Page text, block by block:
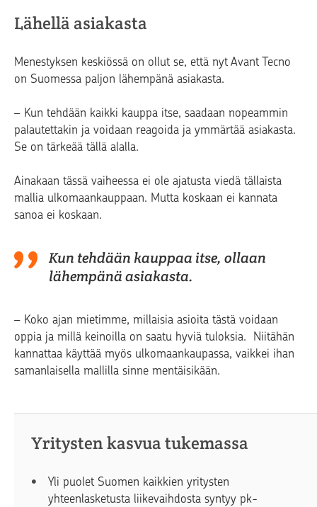
Lähellä asiakasta
Menestyksen keskiössä on ollut se, että nyt Avant Tecno
on Suomessa paljon lähempänä asiakasta.
– Kun tehdään kaikki kauppa itse, saadaan nopeammin
palautettakin ja voidaan reagoida ja ymmärtää asiakasta.
Se on tärkeää tällä alalla.
Ainakaan tässä vaiheessa ei ole ajatusta viedä tällaista
mallia ulkomaankauppaan. Mutta koskaan ei kannata
sanoa ei koskaan.
Kun tehdään kauppaa itse, ollaan
lähempänä asiakasta.
– Koko ajan mietimme, millaisia asioita tästä voidaan
oppia ja millä keinoilla on saatu hyviä tuloksia. Niitähän
kannattaa käyttää myös ulkomaankaupassa, vaikkei ihan
samanlaisella mallilla sinne mentäisikään.
Yritysten kasvua tukemassa
Yli puolet Suomen kaikkien yritysten
yhteenlasketusta liikevaihdosta syntyy pk-